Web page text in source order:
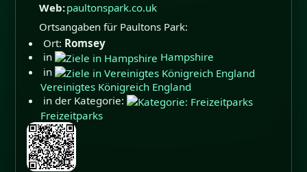
Web:paultonspark.co.uk
Ortsangaben für Paultons Park:
Ort: Romsey
in
Hampshire
in
Vereinigtes Königreich England
in der Kategorie:
Freizeitparks